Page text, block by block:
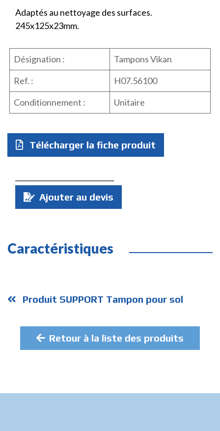
Adaptés au nettoyage des surfaces.
245x125x23mm.
Désignation :
Tampons Vikan
Ref. :
H07.56100
Conditionnement :
Unitaire
Télécharger la fiche produit
Quantité
Ajouter au devis
Caractéristiques
Produit SUPPORT Tampon pour sol
Retour à la liste des produits